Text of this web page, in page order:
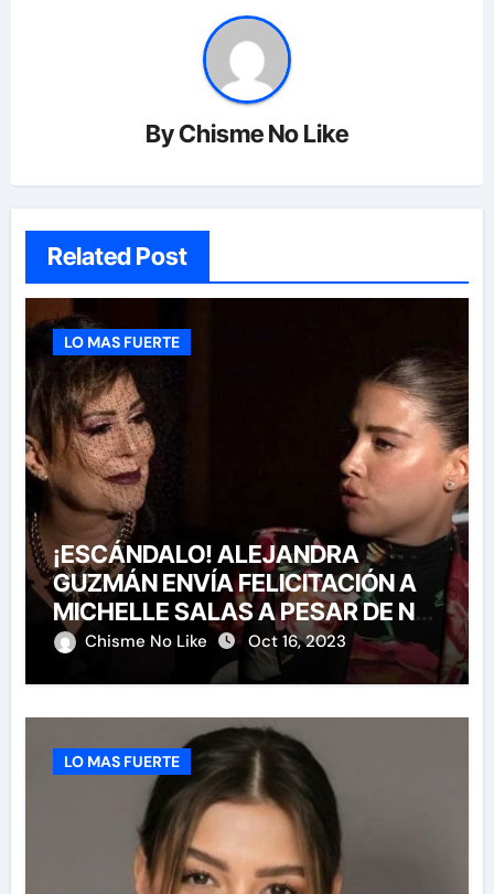
ByChisme No Like
Related Post
LO MAS FUERTE
¡ESCÁNDALO! ALEJANDRA
GUZMÁN ENVÍA FELICITACIÓN A
MICHELLE SALAS A PESAR DE NO
HABERLA INVITADO A SU BODA
Chisme No Like Oct 16, 2023
LO MAS FUERTE